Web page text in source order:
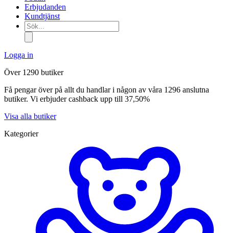
Erbjudanden
Kundtjänst
Sök...
Logga in
Över 1290 butiker
Få pengar över på allt du handlar i någon av våra 1296 anslutna
butiker. Vi erbjuder cashback upp till 37,50%
Visa alla butiker
Kategorier